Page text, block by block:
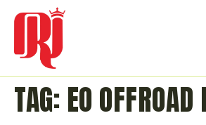
TAG: EO